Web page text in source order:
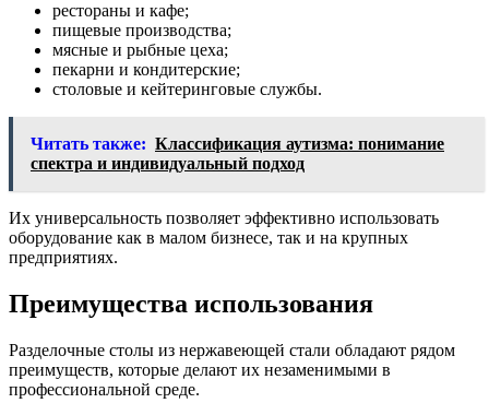
рестораны и кафе;
пищевые производства;
мясные и рыбные цеха;
пекарни и кондитерские;
столовые и кейтеринговые службы.
Читать также: Классификация аутизма: понимание
спектра и индивидуальный подход
Их универсальность позволяет эффективно использовать
оборудование как в малом бизнесе, так и на крупных
предприятиях.
Преимущества использования
Разделочные столы из нержавеющей стали обладают рядом
преимуществ, которые делают их незаменимыми в
профессиональной среде.